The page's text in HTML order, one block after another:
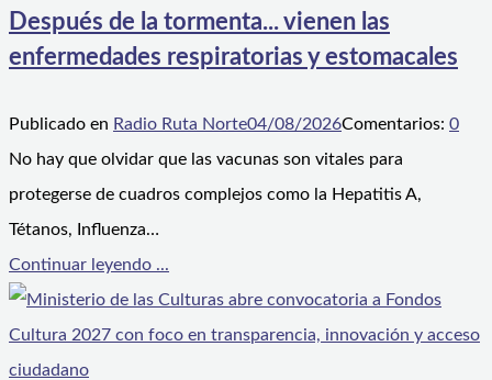
Después de la tormenta... vienen las
enfermedades respiratorias y estomacales
Publicado en Radio Ruta Norte04/08/2026Comentarios: 0
No hay que olvidar que las vacunas son vitales para
protegerse de cuadros complejos como la Hepatitis A,
Tétanos, Influenza…
Continuar leyendo ...